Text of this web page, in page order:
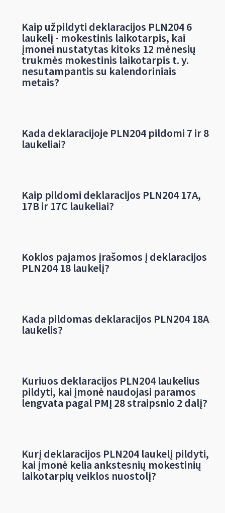
Kaip užpildyti deklaracijos PLN204 6
laukelį - mokestinis laikotarpis, kai
įmonei nustatytas kitoks 12 mėnesių
trukmės mokestinis laikotarpis t. y.
nesutampantis su kalendoriniais
metais?
Kada deklaracijoje PLN204 pildomi 7 ir 8
laukeliai?
Kaip pildomi deklaracijos PLN204 17A,
17B ir 17C laukeliai?
Kokios pajamos įrašomos į deklaracijos
PLN204 18 laukelį?
Kada pildomas deklaracijos PLN204 18A
laukelis?
Kuriuos deklaracijos PLN204 laukelius
pildyti, kai įmonė naudojasi paramos
lengvata pagal PMĮ 28 straipsnio 2 dalį?
Kurį deklaracijos PLN204 laukelį pildyti,
kai įmonė kelia ankstesnių mokestinių
laikotarpių veiklos nuostolį?